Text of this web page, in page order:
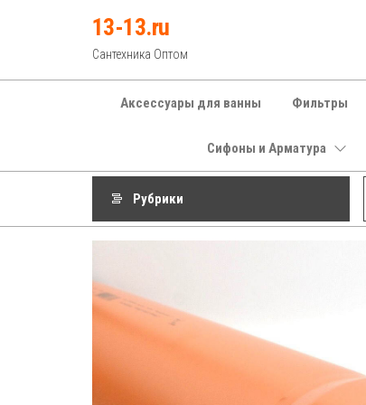
13-13.ru
Сантехника Оптом
Аксессуары для ванны Фильтры
Сифоны и Арматура
Рубрики